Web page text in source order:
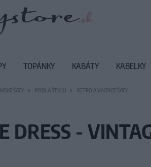
ŠATY PODĽA ŠTÝLU RETRO A VINTAGE ŠATY
DRESS -
TOPÁNKY KABÁTY KABELKY